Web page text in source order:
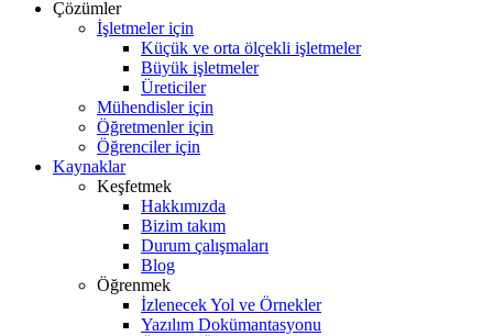
Çözümler
İşletmeler için
Küçük ve orta ölçekli işletmeler
Büyük işletmeler
Üreticiler
Mühendisler için
Öğretmenler için
Öğrenciler için
Kaynaklar
Keşfetmek
Hakkımızda
Bizim takım
Durum çalışmaları
Blog
Öğrenmek
İzlenecek Yol ve Örnekler
Yazılım Dokümantasyonu